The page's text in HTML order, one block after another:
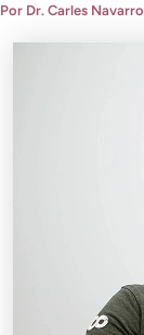
Por Dr. Carles Navarro